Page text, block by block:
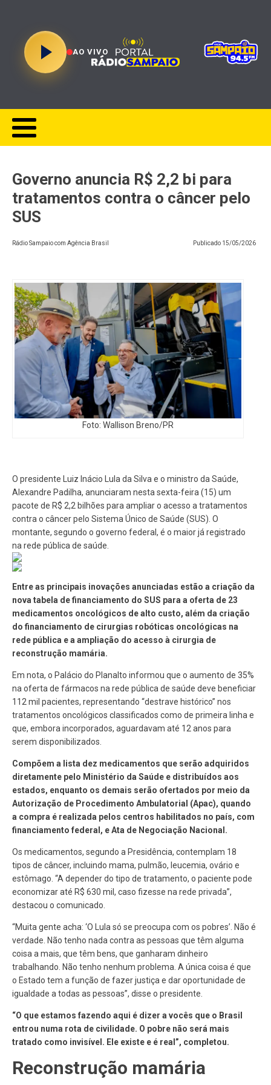
AO VIVO
Governo anuncia R$ 2,2 bi para
tratamentos contra o câncer pelo
SUS
Rádio Sampaio com Agência Brasil Publicado 15/05/2026
Foto: Wallison Breno/PR
O presidente Luiz Inácio Lula da Silva e o ministro da Saúde,
Alexandre Padilha, anunciaram nesta sexta-feira (15) um
pacote de R$ 2,2 bilhões para ampliar o acesso a tratamentos
contra o câncer pelo Sistema Único de Saúde (SUS). O
montante, segundo o governo federal, é o maior já registrado
na rede pública de saúde.
Entre as principais inovações anunciadas estão a criação da
nova tabela de financiamento do SUS para a oferta de 23
medicamentos oncológicos de alto custo, além da criação
do financiamento de cirurgias robóticas oncológicas na
rede pública e a ampliação do acesso à cirurgia de
reconstrução mamária.
Em nota, o Palácio do Planalto informou que o aumento de 35%
na oferta de fármacos na rede pública de saúde deve beneficiar
112 mil pacientes, representando “destrave histórico” nos
tratamentos oncológicos classificados como de primeira linha e
que, embora incorporados, aguardavam até 12 anos para
serem disponibilizados.
Compõem a lista dez medicamentos que serão adquiridos
diretamente pelo Ministério da Saúde e distribuídos aos
estados, enquanto os demais serão ofertados por meio da
Autorização de Procedimento Ambulatorial (Apac), quando
a compra é realizada pelos centros habilitados no país, com
financiamento federal, e Ata de Negociação Nacional.
Os medicamentos, segundo a Presidência, contemplam 18
tipos de câncer, incluindo mama, pulmão, leucemia, ovário e
estômago. “A depender do tipo de tratamento, o paciente pode
economizar até R$ 630 mil, caso fizesse na rede privada”,
destacou o comunicado.
“Muita gente acha: ‘O Lula só se preocupa com os pobres’. Não é
verdade. Não tenho nada contra as pessoas que têm alguma
coisa a mais, que têm bens, que ganharam dinheiro
trabalhando. Não tenho nenhum problema. A única coisa é que
o Estado tem a função de fazer justiça e dar oportunidade de
igualdade a todas as pessoas”, disse o presidente.
“O que estamos fazendo aqui é dizer a vocês que o Brasil
entrou numa rota de civilidade. O pobre não será mais
tratado como invisível. Ele existe e é real”, completou.
Reconstrução mamária